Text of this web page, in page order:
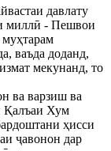
давлату
миллӣ - Пешвои
ваъда доданд,
мекунанд, то
ва варзиш ва
Қалъаи Хум
ҳисси
ҷавонон дар